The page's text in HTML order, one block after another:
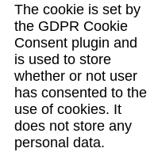
The cookie is set by
the GDPR Cookie
Consent plugin and
is used to store
whether or not user
has consented to the
use of cookies. It
does not store any
personal data.